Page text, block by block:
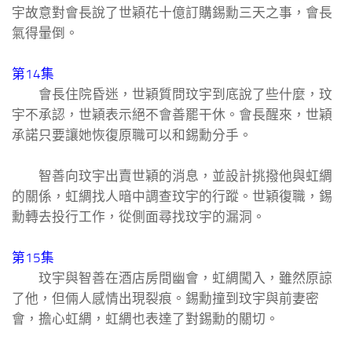
宇故意對會長說了世穎花十億訂購錫勳三天之事，會長
氣得暈倒。
第14集
會長住院昏迷，世穎質問玟宇到底說了些什麼，玟
宇不承認，世穎表示絕不會善罷干休。會長醒來，世穎
承諾只要讓她恢復原職可以和錫勳分手。
智善向玟宇出賣世穎的消息，並設計挑撥他與虹綢
的關係，虹綢找人暗中調查玟宇的行蹤。世穎復職，錫
勳轉去投行工作，從側面尋找玟宇的漏洞。
第15集
玟宇與智善在酒店房間幽會，虹綢闖入，雖然原諒
了他，但倆人感情出現裂痕。錫勳撞到玟宇與前妻密
會，擔心虹綢，虹綢也表達了對錫勳的關切。